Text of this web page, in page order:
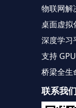
物联网解
桌面虚拟
深度学习
支持
桥梁全生
联系我们